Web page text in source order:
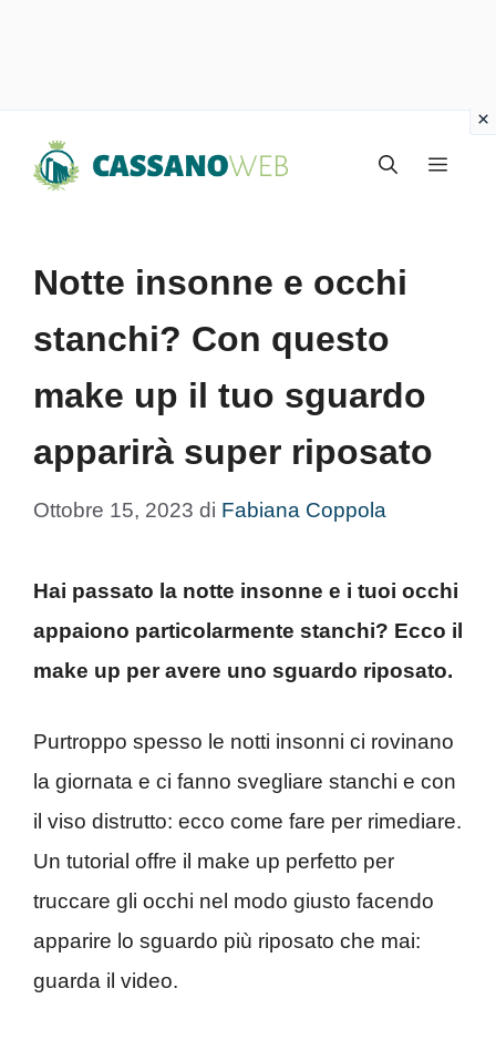
Menu
Notte insonne e occhi
stanchi? Con questo
make up il tuo sguardo
apparirà super riposato
Ottobre 15, 2023 di Fabiana Coppola
Hai passato la notte insonne e i tuoi occhi
appaiono particolarmente stanchi? Ecco il
make up per avere uno sguardo riposato.
Purtroppo spesso le notti insonni ci rovinano
la giornata e ci fanno svegliare stanchi e con
il viso distrutto: ecco come fare per rimediare.
Un tutorial offre il make up perfetto per
truccare gli occhi nel modo giusto facendo
apparire lo sguardo più riposato che mai:
guarda il video.